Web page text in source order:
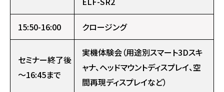
15:50-16:00 クロージング
セミナー終了後
～16:45まで
実機体験会（用途別スマート3Dスキ
ャナ、ヘッドマウントディスプレイ、空
間再現ディスプレイなど）